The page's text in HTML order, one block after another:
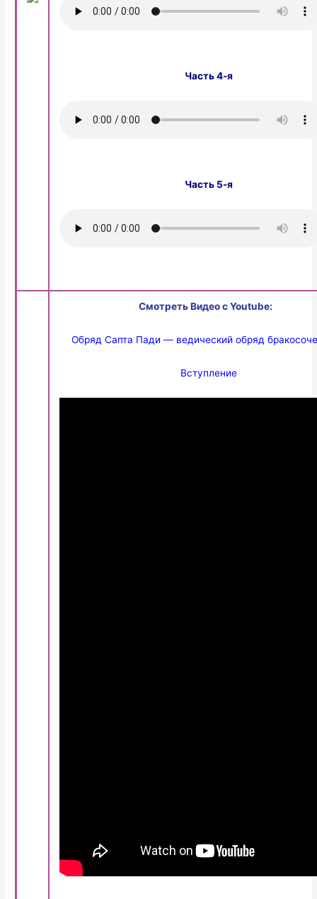
Часть 4-я
Часть 5-я
Смотреть Видео с Youtube:
Обряд Сапта Пади — ведический обряд
Вступление